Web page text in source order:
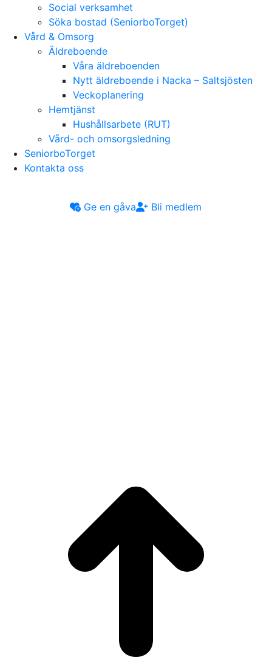
Social verksamhet
Söka bostad (SeniorboTorget)
Vård & Omsorg
Äldreboende
Våra äldreboenden
Nytt äldreboende i Nacka – Saltsjösten
Veckoplanering
Hemtjänst
Hushållsarbete (RUT)
Vård- och omsorgsledning
SeniorboTorget
Kontakta oss
Ge en gåva Bli medlem